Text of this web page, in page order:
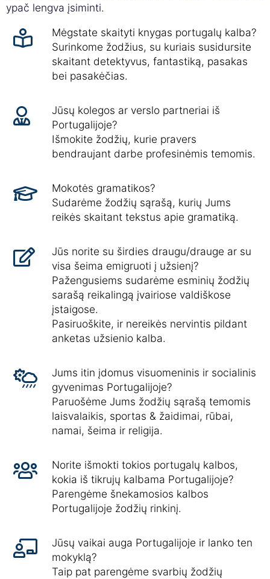
ypač lengva įsiminti.
Mėgstate skaityti knygas portugalų kalba?
Surinkome žodžius, su kuriais susidursite
skaitant detektyvus, fantastiką, pasakas
bei pasakėčias.
Jūsų kolegos ar verslo partneriai iš
Portugalijoje?
Išmokite žodžių, kurie pravers
bendraujant darbe profesinėmis temomis.
Mokotės gramatikos?
Sudarėme žodžių sąrašą, kurių Jums
reikės skaitant tekstus apie gramatiką.
Jūs norite su širdies draugu/drauge ar su
visa šeima emigruoti į užsienį?
Pažengusiems sudarėme esminių žodžių
sarašą reikalingą įvairiose valdiškose
įstaigose.
Pasiruoškite, ir nereikės nervintis pildant
anketas užsienio kalba.
Jums itin įdomus visuomeninis ir socialinis
gyvenimas Portugalijoje?
Paruošėme Jums žodžių sąrašą temomis
laisvalaikis, sportas & žaidimai, rūbai,
namai, šeima ir religija.
Norite išmokti tokios portugalų kalbos,
kokia iš tikrujų kalbama Portugalijoje?
Parengėme šnekamosios kalbos
Portugalijoje žodžių rinkinį.
Jūsų vaikai auga Portugalijoje ir lanko ten
mokyklą?
Taip pat parengėme svarbių žodžių